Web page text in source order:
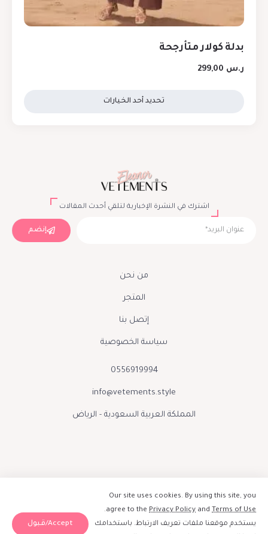
بدلة كولار متأرجحة
ر.س
تحديد أحد الخيارات
اشترك في النشرة الإخبارية لتلقي أحدث المقالات
إنضم
من نحن
المتجر
إتصل بنا
سياسة الخصوصية
0556919994
info@vetements.style
المملكة العربية السعودية - الرياض
صنع بحب بواسطة فيتمينتس الينور 2026
Our site uses cookies. By using this site, you
agree to the Privacy Policy and Terms of Use
.
يستخدم موقعنا ملفات تعريف الارتباط. باستخدامك
Accept/قبول